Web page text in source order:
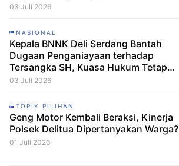
03 Juli 2026
NASIONAL
Kepala BNNK Deli Serdang Bantah
Dugaan Penganiayaan terhadap
Tersangka SH, Kuasa Hukum Tetap
Minta CCTV Dibuka
03 Juli 2026
TOPIK PILIHAN
Geng Motor Kembali Beraksi, Kinerja
Polsek Delitua Dipertanyakan Warga?
01 Juli 2026